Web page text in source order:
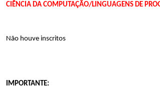
CIÊNCIA DA COMPUTAÇÃO/LINGUAGENS DE
Não houve inscritos
IMPORTANTE: